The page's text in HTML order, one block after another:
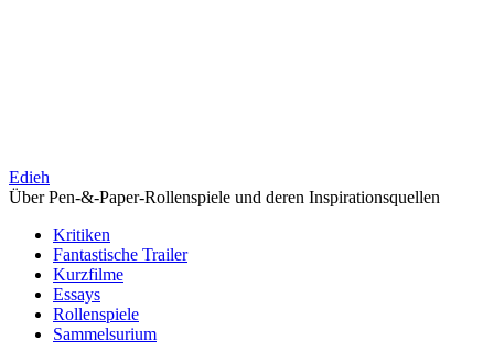
Edieh
Über Pen-&-Paper-Rollenspiele und deren Inspirationsquellen
Kritiken
Fantastische Trailer
Kurzfilme
Essays
Rollenspiele
Sammelsurium